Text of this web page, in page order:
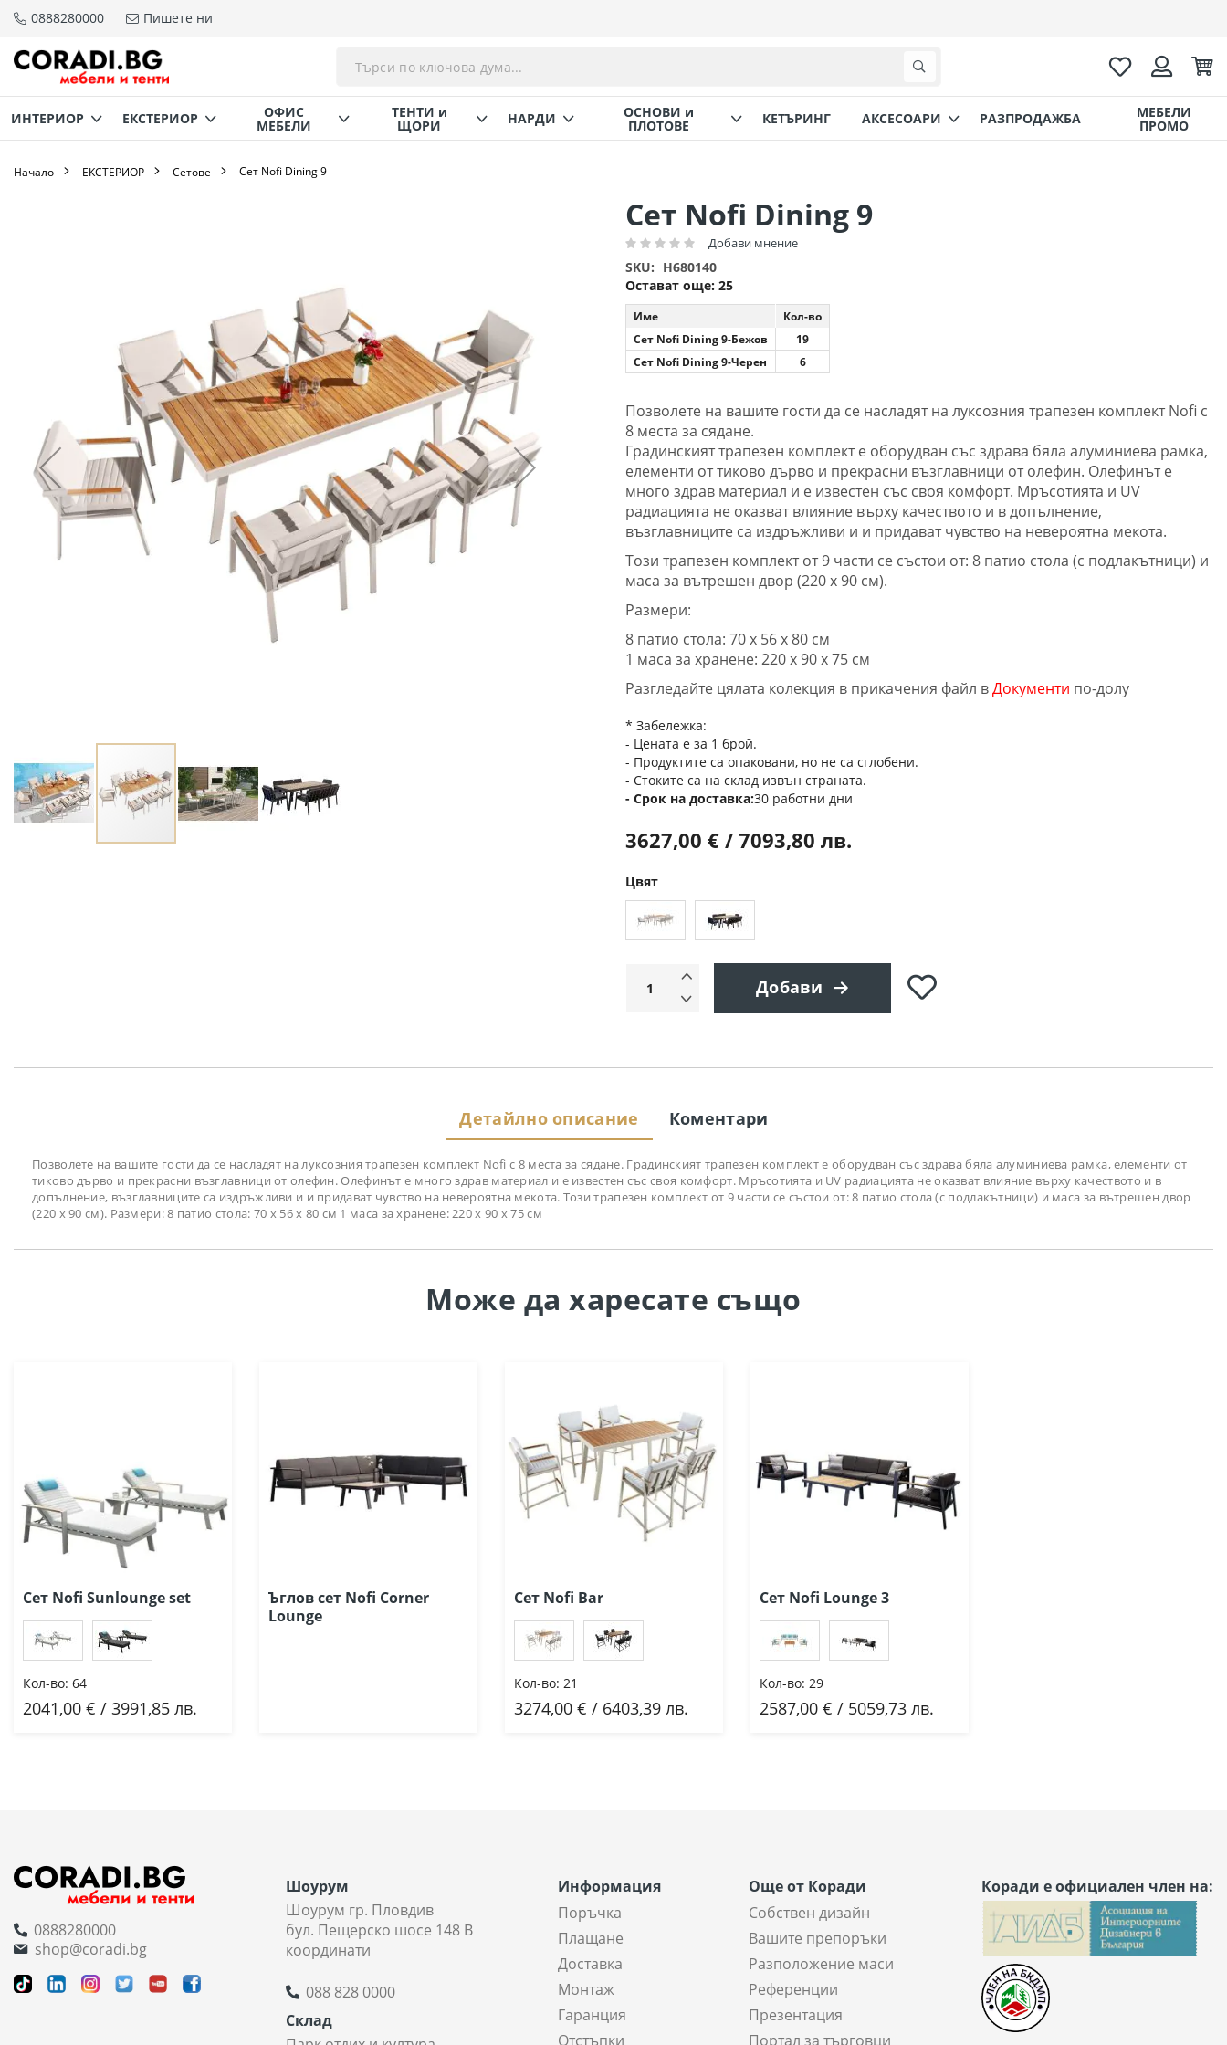
Прескачане
съдържанието
0888280000 Пишете ни
Любими
ИНТЕРИОР ЕКСТЕРИОР ОФИС
МЕБЕЛИ
ТЕНТИ и
ЩОРИ НАРДИ ОСНОВИ и
ПЛОТОВЕ КЕТЪРИНГ AКСЕСОАРИ РАЗПРОДАЖБА МЕБЕЛИ
ПРОМО
Начало ЕКСТЕРИОР Сетове Сет Nofi Dining 9
Сет Nofi Dining 9
Рейтинг: Добави мнение
SKU
H680140
Остават още: 25
Име
Кол-во
Сет Nofi Dining 9-Бежов
19
Сет Nofi Dining 9-Черен
6
Позволете на вашите гости да се насладят на луксозния трапезен комплект Nofi с
8 места за сядане.
Градинският трапезен комплект е оборудван със здрава бяла алуминиева рамка,
елементи от тиково дърво и прекрасни възглавници от олефин. Олефинът е
много здрав материал и е известен със своя комфорт. Мръсотията и UV
радиацията не оказват влияние върху качеството и в допълнение,
възглавниците са издръжливи и и придават чувство на невероятна мекота.
Този трапезен комплект от 9 части се състои от: 8 патио стола (с подлакътници) и
маса за вътрешен двор (220 x 90 см).
Размери:
8 патио стола: 70 х 56 х 80 см
1 маса за хранене: 220 х 90 х 75 см
Разгледайте цялата колекция в прикачения файл вДокументи по-долу
* Забележка:
- Цената е за 1 брой.
- Продуктите са опаковани, но не са сглобени.
- Стоките са на склад извън страната.
Срок на доставка 30 работни дни
3627,00 € / 7093,80 лв.
Цвят
Добави
Детайлно описание
Позволете на вашите гости да се насладят на луксозния трапезен комплект Nofi с 8 места за сядане. Градинският трапезен комплект е оборудван със здрава бяла алуминиева рамка, елементи от
тиково дърво и прекрасни възглавници от олефин. Олефинът е много здрав материал и е известен със своя комфорт. Мръсотията и UV радиацията не оказват влияние върху качеството и в
допълнение, възглавниците са издръжливи и и придават чувство на невероятна мекота. Този трапезен комплект от 9 части се състои от: 8 патио стола (с подлакътници) и маса за вътрешен двор
(220 x 90 см). Размери: 8 патио стола: 70 х 56 х 80 см 1 маса за хранене: 220 х 90 х 75 см
Коментари
Може да харесате също
Сет Nofi Sunlounge set
Кол-во: 64
2041,00 € / 3991,85 лв.
Добави
Ъглов сет Nofi Corner
Lounge
Сет Nofi Bar
Кол-во: 21
3274,00 € / 6403,39 лв.
Добави
Сет Nofi Lounge 3
Кол-во: 29
2587,00 € / 5059,73 лв.
Добави
0888280000
shop@coradi.bg
Шоурум
Шоурум гр. Пловдив
бул. Пещерско шосе 148 В
координати
088 828 0000
Склад
Информация
Поръчка
Плащане
Доставка
Монтаж
Гаранция
Отстъпки
Още от Коради
Собствен дизайн
Вашите препоръки
Разположение маси
Референции
Презентация
Портал за търговци
Коради е официален член на: